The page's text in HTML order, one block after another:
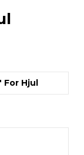
For Hjul